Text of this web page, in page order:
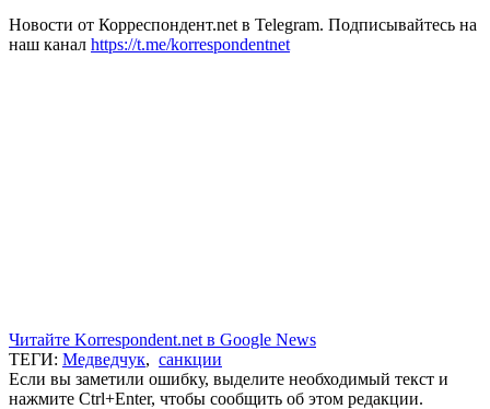
Новости от Корреспондент.net в Telegram. Подписывайтесь на
наш канал https://t.me/korrespondentnet
Читайте Korrespondent.net в Google News
ТЕГИ: Медведчук, санкции
Если вы заметили ошибку, выделите необходимый текст и
нажмите Ctrl+Enter, чтобы сообщить об этом редакции.